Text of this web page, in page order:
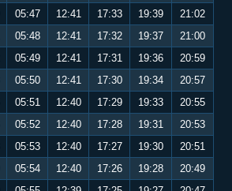
05:47 12:41 17:33 19:39
21:02
05:48 12:41 17:32 19:37
21:00
05:49 12:41 17:31 19:36
20:59
05:50 12:41 17:30 19:34
20:57
05:51 12:40 17:29 19:33
20:55
05:52 12:40 17:28 19:31
20:53
05:53 12:40 17:27 19:30
20:51
05:54 12:40 17:26 19:28
20:49